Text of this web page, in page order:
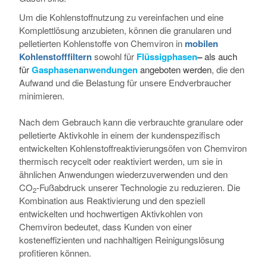
Um die Kohlenstoffnutzung zu vereinfachen und eine
Komplettlösung anzubieten, können die granularen und
pelletierten Kohlenstoffe von Chemviron in mobilen
Kohlenstofffilternsowohl für Flüssigphasen–als auch
für Gasphasenanwendungenangeboten werden, die den
Aufwand und die Belastung für unsere Endverbraucher
minimieren.
Nach dem Gebrauch kann die verbrauchte granulare oder
pelletierte Aktivkohle in einem der kundenspezifisch
entwickelten Kohlenstoffreaktivierungsöfen von Chemviron
thermisch recycelt oder reaktiviert werden, um sie in
ähnlichen Anwendungen wiederzuverwenden und den
CO2-Fußabdruck unserer Technologie zu reduzieren. Die
Kombination aus Reaktivierung und den speziell
entwickelten und hochwertigen Aktivkohlen von
Chemviron bedeutet, dass Kunden von einer
kosteneffizienten und nachhaltigen Reinigungslösung
profitieren können.